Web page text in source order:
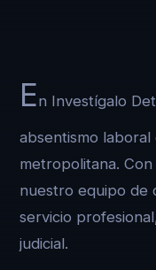
En Investígalo
absentismo
metropolitana.
nuestro equipo de
servicio
judicial.